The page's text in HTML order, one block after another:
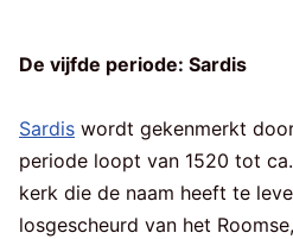
De vijfde periode: Sardis
Sardis wordt gekenmerkt
periode loopt van 1520 tot
kerk die de naam heeft te
losgescheurd van het